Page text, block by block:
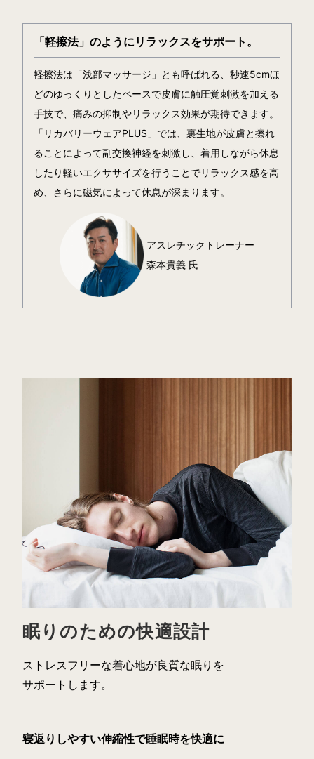
「軽擦法」のようにリラックスをサポート。
軽擦法は「浅部マッサージ」とも呼ばれる、秒速5cmほ
どのゆっくりとしたペースで皮膚に触圧覚刺激を加える
手技で、痛みの抑制やリラックス効果が期待できます。
「リカバリーウェアPLUS」では、裏生地が皮膚と擦れ
ることによって副交換神経を刺激し、着用しながら休息
したり軽いエクササイズを行うことでリラックス感を高
め、さらに磁気によって休息が深まります。
アスレチックトレーナー
森本貴義 氏
眠りのための快適設計
ストレスフリーな着心地が良質な眠りを
サポートします。
寝返りしやすい伸縮性で睡眠時を快適に